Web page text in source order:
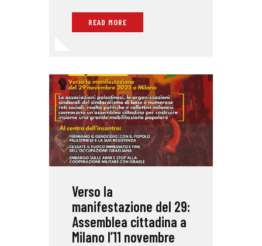
READ MORE
Verso la
manifestazione del 29:
Assemblea cittadina a
Milano l’11 novembre